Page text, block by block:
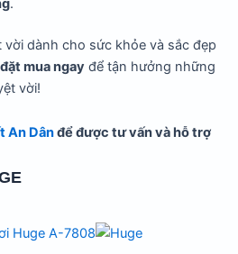
.
vời dành cho sức khỏe và sắc đẹp
đặt mua ngay để tận hưởng những
vời!
An Dânđể được tư vấn và hỗ trợ